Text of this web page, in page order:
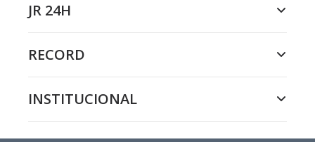
JR 24H
RECORD
INSTITUCIONAL